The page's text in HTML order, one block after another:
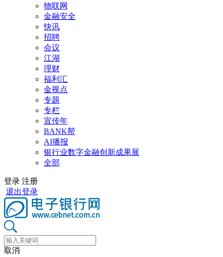
物联网
金融安全
快讯
招聘
会议
江湖
理财
福利汇
金视点
专题
专栏
宣传年
BANK帮
AI播报
银行业数字金融创新成果展
全部
登录 注册
退出登录
取消